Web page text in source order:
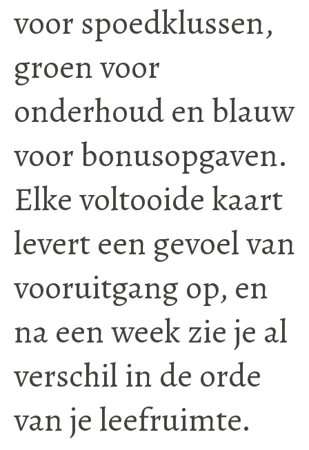
voor spoedklussen,
groen voor
onderhoud en blauw
voor bonusopgaven.
Elke voltooide kaart
levert een gevoel van
vooruitgang op, en
na een week zie je al
verschil in de orde
van je leefruimte.